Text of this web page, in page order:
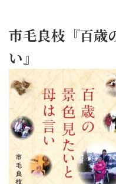
市毛良枝『百歳
い』